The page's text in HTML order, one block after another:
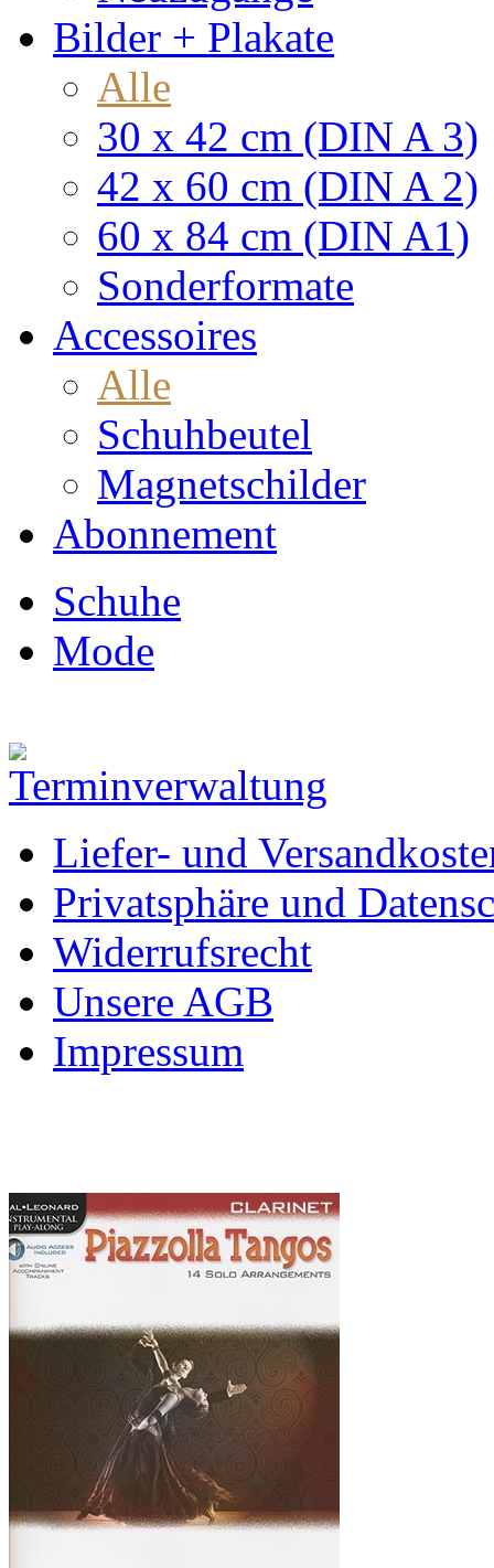
Bilder + Plakate
Alle
30 x 42 cm (DIN A 3)
42 x 60 cm (DIN A 2)
60 x 84 cm (DIN A1)
Sonderformate
Accessoires
Alle
Schuhbeutel
Magnetschilder
Abonnement
Schuhe
Mode
Liefer- und
Privatsphäre und
Widerrufsrecht
Unsere AGB
Impressum